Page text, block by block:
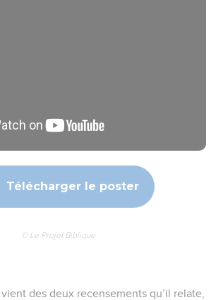
Télécharger le poster
© Le Projet Biblique
des deux recensements qu’il relate,